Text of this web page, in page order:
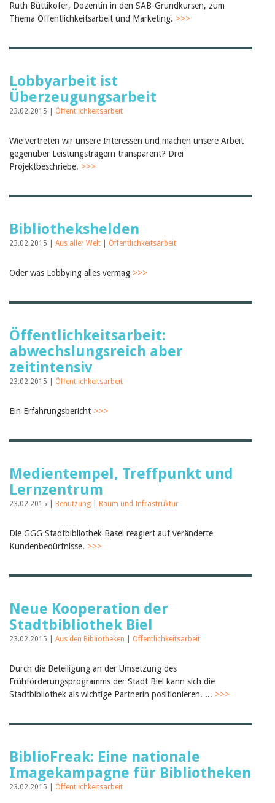
Ruth Büttikofer, Dozentin in den SAB-Grundkursen, zum
Thema Öffentlichkeitsarbeit und Marketing. >>>
Lobbyarbeit ist
Überzeugungsarbeit
23.02.2015 | Öffentlichkeitsarbeit
Wie vertreten wir unsere Interessen und machen unsere Arbeit
gegenüber Leistungsträgern transparent? Drei
Projektbeschriebe. >>>
Bibliothekshelden
23.02.2015 | Aus aller Welt Öffentlichkeitsarbeit
Oder was Lobbying alles vermag >>>
Öffentlichkeitsarbeit:
abwechslungsreich aber
zeitintensiv
23.02.2015 | Öffentlichkeitsarbeit
Ein Erfahrungsbericht >>>
Medientempel, Treffpunkt und
Lernzentrum
23.02.2015 | Benutzung Raum und Infrastruktur
Die GGG Stadtbibliothek Basel reagiert auf veränderte
Kundenbedürfnisse. >>>
Neue Kooperation der
Stadtbibliothek Biel
23.02.2015 | Aus den Bibliotheken Öffentlichkeitsarbeit
Durch die Beteiligung an der Umsetzung des
Frühförderungsprogramms der Stadt Biel kann sich die
Stadtbibliothek als wichtige Partnerin positionieren. ... >>>
BiblioFreak: Eine nationale
Imagekampagne für Bibliotheken
23.02.2015 | Öffentlichkeitsarbeit